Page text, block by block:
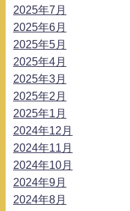
2025年7月
2025年6月
2025年5月
2025年4月
2025年3月
2025年2月
2025年1月
2024年12月
2024年11月
2024年10月
2024年9月
2024年8月